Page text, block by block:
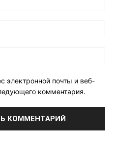
электронной почты и веб-
комментария.